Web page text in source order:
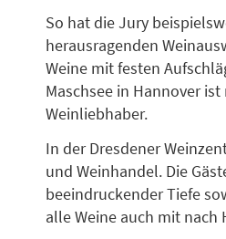
So hat die Jury
herausragenden
Weine mit festen
Maschsee in Hannover
Weinliebhaber.
In der Dresdener
und Weinhandel. Die
beeindruckender Tiefe
alle Weine auch mit nach